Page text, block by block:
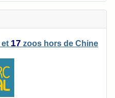
et 17 zoos hors de Chine